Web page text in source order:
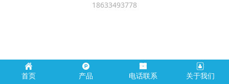
18633493778
首页 产品 电话联系 关于我们